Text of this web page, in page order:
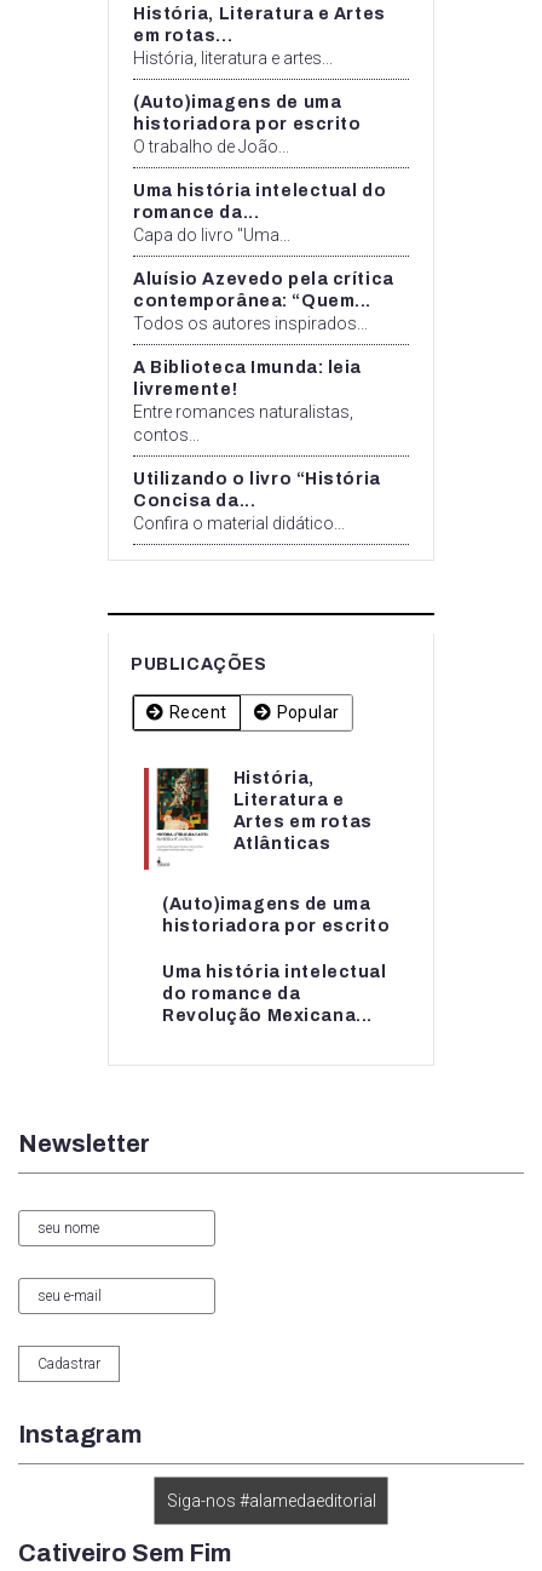
História, Literatura e Artes
em rotas...
História, literatura e artes...
(Auto)imagens de uma
historiadora por escrito
O trabalho de João...
Uma história intelectual do
romance da...
Capa do livro "Uma...
Aluísio Azevedo pela crítica
contemporânea: “Quem...
Todos os autores inspirados...
A Biblioteca Imunda: leia
livremente!
Entre romances naturalistas,
contos...
Utilizando o livro “História
Concisa da...
Confira o material didático...
PUBLICAÇÕES
Recent Popular
História,
Literatura e
Artes em rotas
Atlânticas
(Auto)imagens de uma
historiadora por escrito
Uma história intelectual
do romance da
Revolução Mexicana...
História,
Literatura e
Artes em rotas...
(Auto)imagens de uma
historiadora por escrito
Uma história intelectual
do romance da...
Newsletter
Instagram
Siga-nos #alamedaeditorial
Cativeiro Sem Fim